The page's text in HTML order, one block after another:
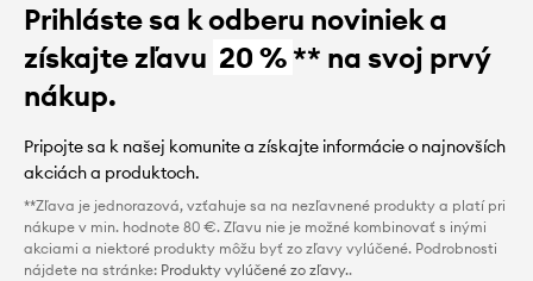
Prihláste sa k odberu noviniek a
získajte zľavu 20 %** na svoj prvý
nákup.
Pripojte sa k našej komunite a získajte informácie o najnovších
akciách a produktoch.
**Zľava je jednorazová, vzťahuje sa na nezľavnené produkty a platí pri
nákupe v min. hodnote 80 €. Zľavu nie je možné kombinovať s inými
akciami a niektoré produkty môžu byť zo zľavy vylúčené. Podrobnosti
nájdete na stránke: Produkty vylúčené zo zľavy..